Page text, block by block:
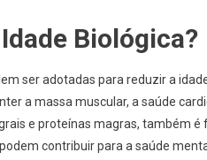
Biológica?
ser adotadas para reduzir a
a massa muscular, a saúde
e proteínas magras, também
contribuir para a saúde